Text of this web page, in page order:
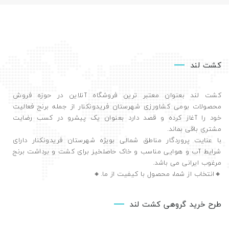
کشت لند
کشت لند بعنوان معتبر ترین فروشگاه آنلاین در حوزه فروش
محصولات بومی کشاورزی شهرستان فریدونکنار از جمله برنج فعالیت
خود را آغاز کرده و قصد دارد بعنوان یک پیشرو در کسب رضایت
مشتری باقی بماند.
با عنایت پروردگار مناطق شمالی بویژه شهرستان فریدونکنار دارای
شرایط آب و هوایی مناسب و خاک حاصلخیز برای کشت و برداشت برنج
مرغوب ایرانی می باشد.
🔸️انتخاب از شما، محصول با کیفیت از ما.🔸️
طرح خرید گروهی کشت لند